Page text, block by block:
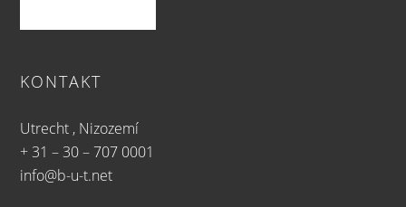
KONTAKT
Utrecht , Nizozemí
+ 31 – 30 – 707 0001
info@b-u-t.net